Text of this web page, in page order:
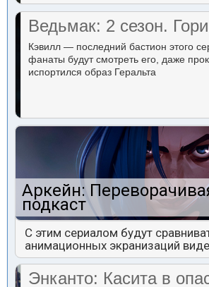
Ведьмак: 2 сезон.
Кэвилл — последний бастион этого
фанаты будут смотреть его, даже
испортился образ Геральта
Аркейн:
подкаст
С этим сериалом будут
анимационных экранизаций
Энканто: Касита в